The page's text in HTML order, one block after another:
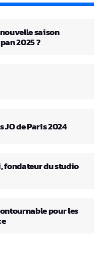
saison
2025 ?
JO de Paris 2024
fondateur du studio
pour les